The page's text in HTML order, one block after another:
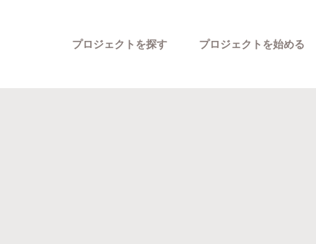
プロジェクトを探す プロジェクトを始める